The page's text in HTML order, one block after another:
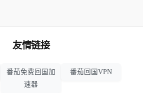
友情链接
番茄免费回国加
速器
番茄回国VPN